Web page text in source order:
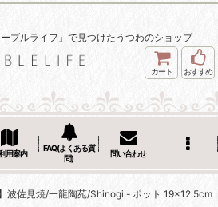
ブルライフ」で見つけたうつわのショップ
カート おすすめ
用案内
FAQ(よくある質
問)
問い合わせ
】波佐見焼/一龍陶苑/Shinogi - ポット 19×12.5cm